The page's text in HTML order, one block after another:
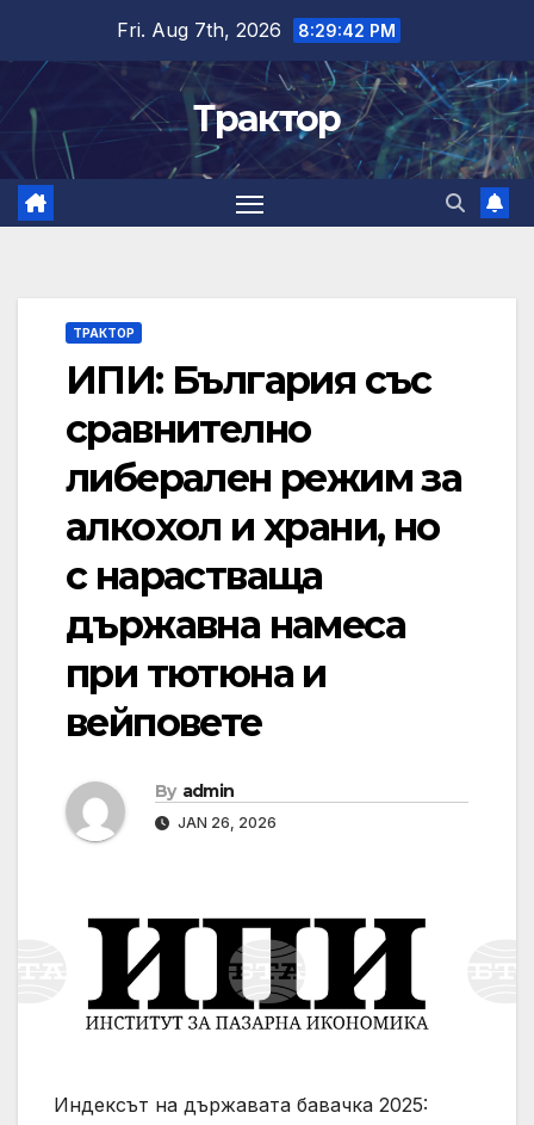
content
Fri. Aug 7th, 2026 8:29:43 PM
Трактор
ТРАКТОР
ИПИ: България със
сравнително
либерален режим за
алкохол и храни, но
с нарастваща
държавна намеса
при тютюна и
вейповете
By admin
JAN 26, 2026
Индексът на държавата бавачка 2025: